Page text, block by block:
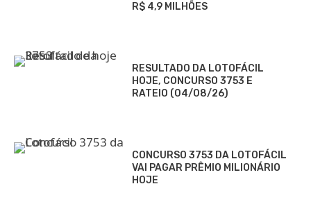
R$ 4,9 MILHÕES
RESULTADO DA LOTOFÁCIL
HOJE, CONCURSO 3753 E
RATEIO (04/08/26)
CONCURSO 3753 DA LOTOFÁCIL
VAI PAGAR PRÊMIO MILIONÁRIO
HOJE